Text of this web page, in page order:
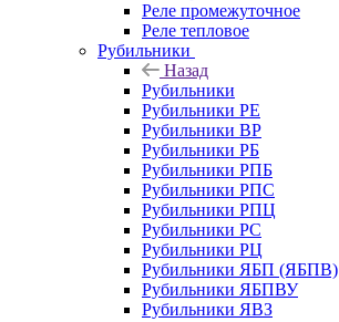
Реле промежуточное
Реле тепловое
Рубильники
Назад
Рубильники
Рубильники РЕ
Рубильники ВР
Рубильники РБ
Рубильники РПБ
Рубильники РПС
Рубильники РПЦ
Рубильники РС
Рубильники РЦ
Рубильники ЯБП (ЯБПВ)
Рубильники ЯБПВУ
Рубильники ЯВЗ